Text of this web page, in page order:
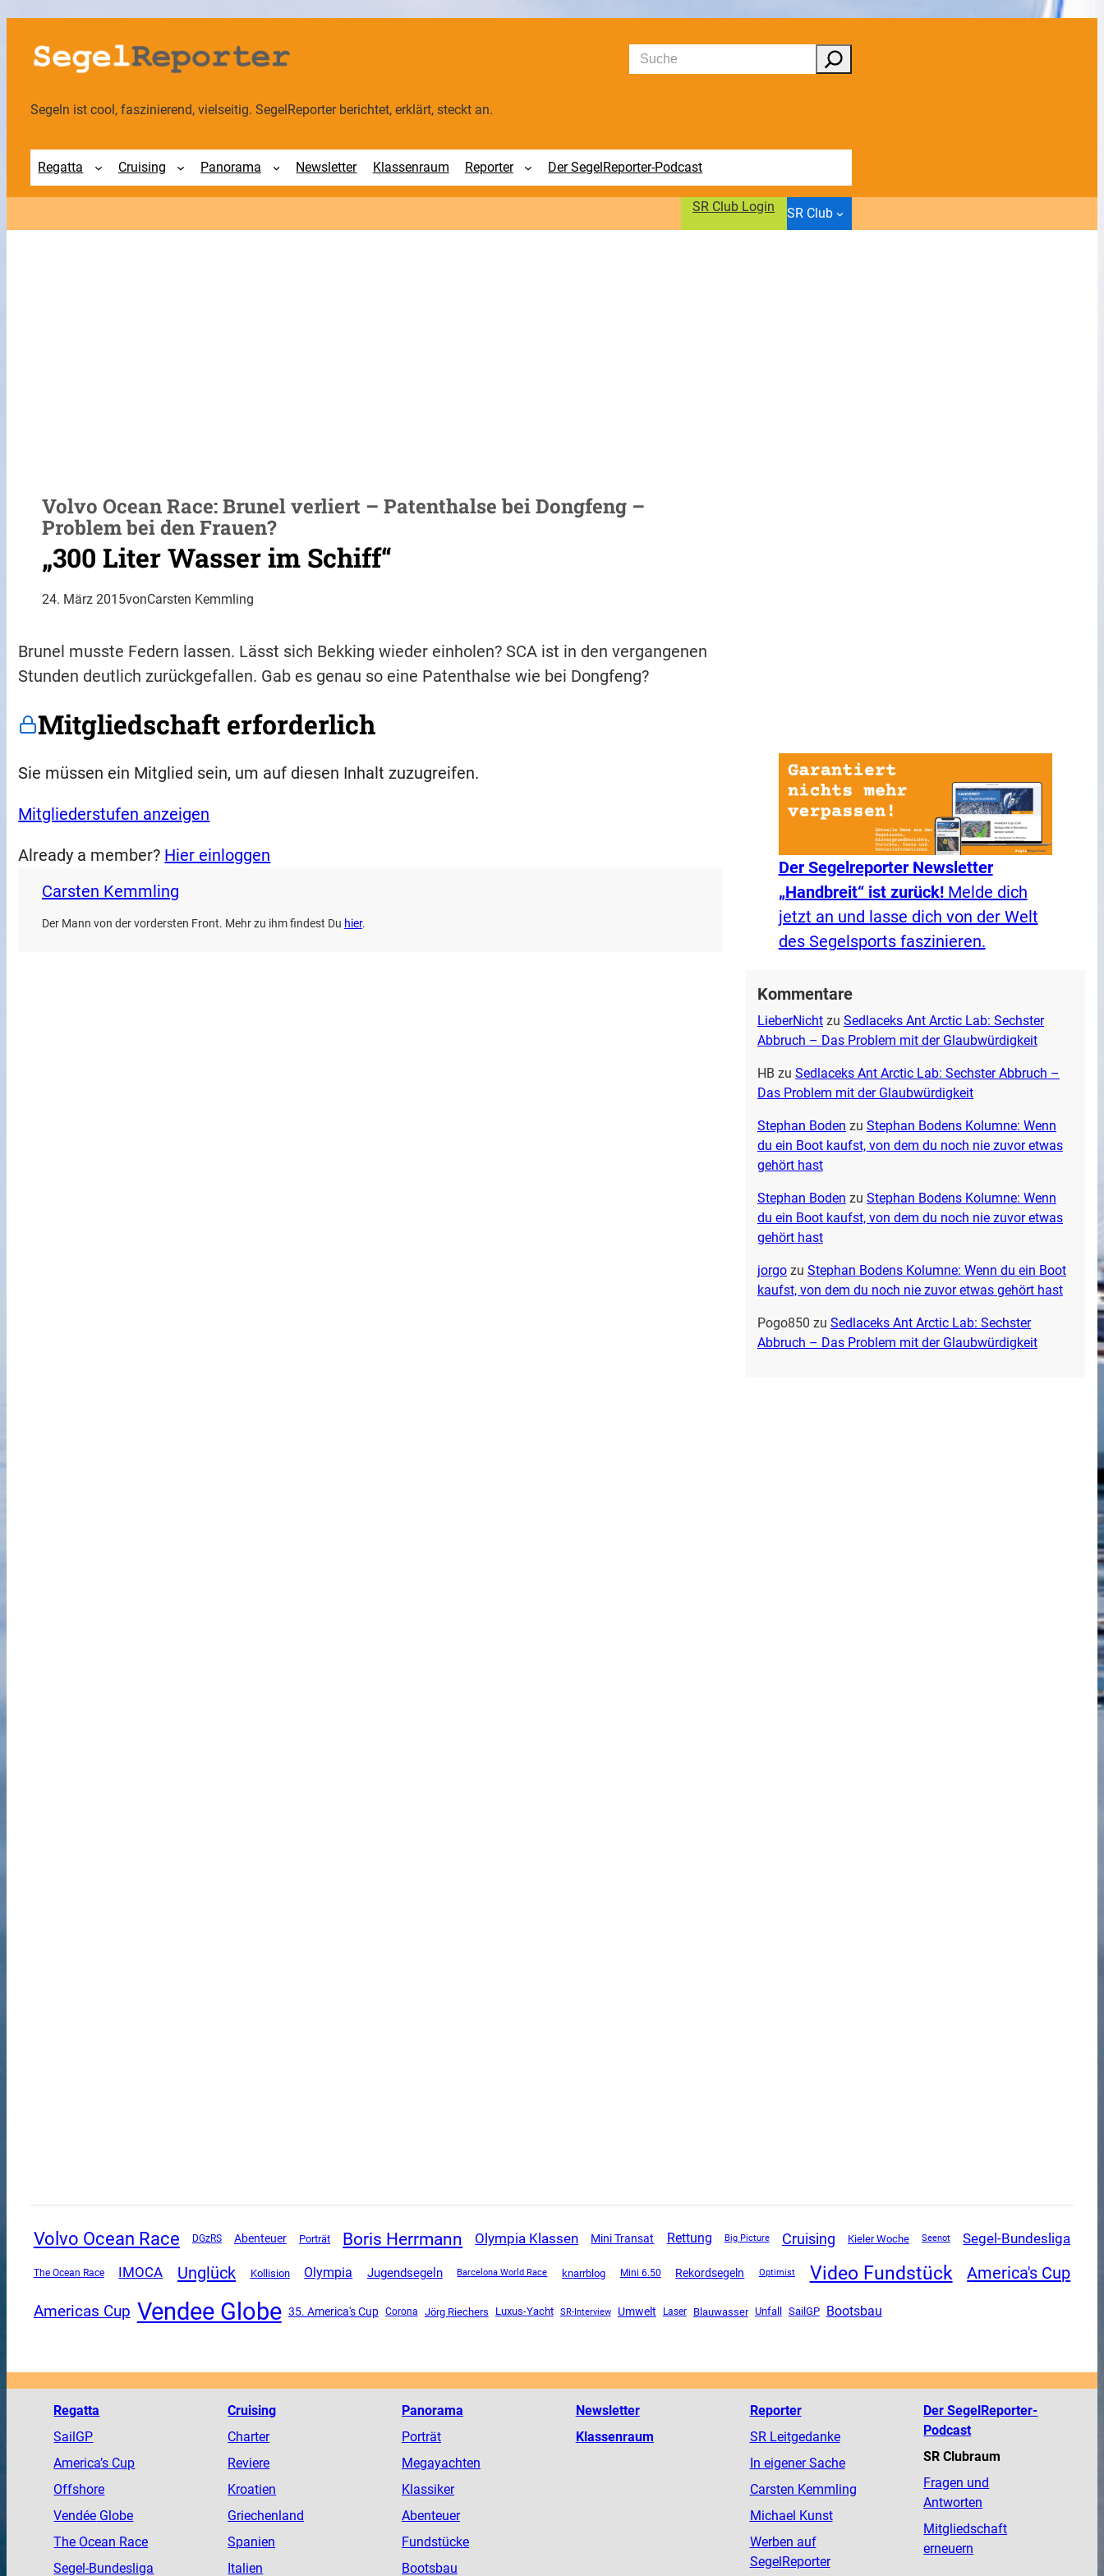
Zum
Inhalt
springen
Suchen
Segeln ist cool, faszinierend, vielseitig. SegelReporter berichtet, erklärt, steckt an.
Regatta Cruising Panorama Newsletter Klassenraum Reporter Der SegelReporter-Podcast
SR Club Login SR Club
Volvo Ocean Race: Brunel verliert – Patenthalse bei Dongfeng –
Problem bei den Frauen?
„300 Liter Wasser im Schiff“
24. März 2015vonCarsten Kemmling
Brunel musste Federn lassen. Lässt sich Bekking wieder einholen? SCA ist in den vergangenen
Stunden deutlich zurückgefallen. Gab es genau so eine Patenthalse wie bei Dongfeng?
Mitgliedschaft erforderlich
Sie müssen ein Mitglied sein, um auf diesen Inhalt zuzugreifen.
Mitgliederstufen anzeigen
Already a member? Hier einloggen
Carsten Kemmling
Der Mann von der vordersten Front. Mehr zu ihm findest Du hier.
Der Segelreporter Newsletter
„Handbreit“ ist zurück!Melde dich
jetzt an und lasse dich von der Welt
des Segelsports faszinieren.
Kommentare
LieberNichtzu Sedlaceks Ant Arctic Lab: Sechster
Abbruch – Das Problem mit der Glaubwürdigkeit
HB zu Sedlaceks Ant Arctic Lab: Sechster Abbruch –
Das Problem mit der Glaubwürdigkeit
Stephan Boden zu Stephan Bodens Kolumne: Wenn
du ein Boot kaufst, von dem du noch nie zuvor etwas
gehört hast
Stephan Boden zu Stephan Bodens Kolumne: Wenn
du ein Boot kaufst, von dem du noch nie zuvor etwas
gehört hast
jorgozu Stephan Bodens Kolumne: Wenn du ein Boot
kaufst, von dem du noch nie zuvor etwas gehört hast
Pogo850 zu Sedlaceks Ant Arctic Lab: Sechster
Abbruch – Das Problem mit der Glaubwürdigkeit
Volvo Ocean Race DGzRS Abenteuer Porträt Boris Herrmann Olympia Klassen Mini Transat Rettung Big Picture Cruising Kieler Woche Seenot Segel-Bundesliga
The Ocean Race IMOCA Unglück Kollision Olympia Jugendsegeln Barcelona World Race knarrblog Mini 6.50 Rekordsegeln Optimist Video Fundstück America's Cup
Americas Cup Vendee Globe 35. America's Cup Corona Jörg Riechers Luxus-Yacht SR-Interview Umwelt Laser Blauwasser Unfall SailGP Bootsbau
Regatta
SailGP
America’s Cup
Offshore
Vendée Globe
The Ocean Race
Segel-Bundesliga
Cruising
Charter
Reviere
Kroatien
Griechenland
Spanien
Italien
Panorama
Porträt
Megayachten
Klassiker
Abenteuer
Fundstücke
Bootsbau
Newsletter
Klassenraum
Reporter
SR Leitgedanke
In eigener Sache
Carsten Kemmling
Michael Kunst
Werben auf
SegelReporter
Der SegelReporter-
Podcast
SR Clubraum
Fragen und
Antworten
Mitgliedschaft
erneuern